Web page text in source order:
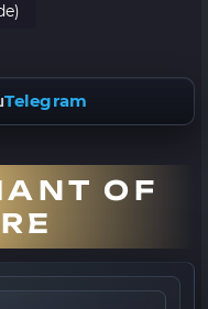
Telegram
OF